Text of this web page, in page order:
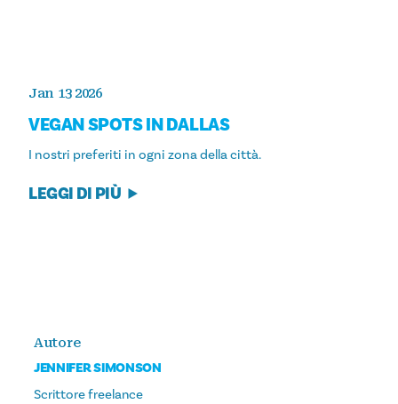
Jan 13 2026
VEGAN SPOTS IN DALLAS
I nostri preferiti in ogni zona della città.
LEGGI DI PIÙ
Autore
JENNIFER SIMONSON
Scrittore freelance